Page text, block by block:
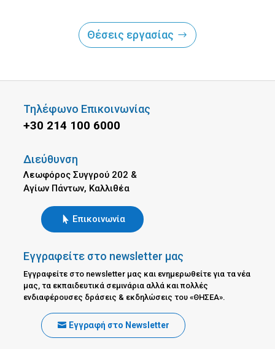
Θέσεις εργασίας
Τηλέφωνο Επικοινωνίας
+30 214 100 6000
Διεύθυνση
Λεωφόρος Συγγρού 202 &
Αγίων Πάντων, Καλλιθέα
Επικοινωνία
Εγγραφείτε στο newsletter μας
Εγγραφείτε στο newsletter μας και ενημερωθείτε για τα νέα
μας, τα εκπαιδευτικά σεμινάρια αλλά και πολλές
ενδιαφέρουσες δράσεις & εκδηλώσεις του «ΘΗΣΕΑ».
Εγγραφή στο Newsletter